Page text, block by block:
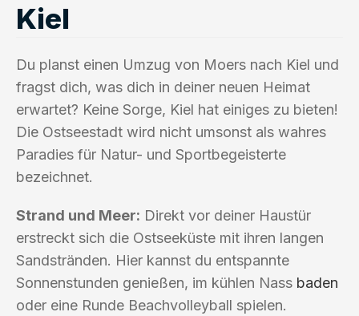
Kiel
Du planst einen Umzug von Moers nach Kiel und
fragst dich, was dich in deiner neuen Heimat
erwartet? Keine Sorge, Kiel hat einiges zu bieten!
Die Ostseestadt wird nicht umsonst als wahres
Paradies für Natur- und Sportbegeisterte
bezeichnet.
Strand und Meer: Direkt vor deiner Haustür
erstreckt sich die Ostseeküste mit ihren langen
Sandstränden. Hier kannst du entspannte
Sonnenstunden genießen, im kühlen Nass baden
oder eine Runde Beachvolleyball spielen.